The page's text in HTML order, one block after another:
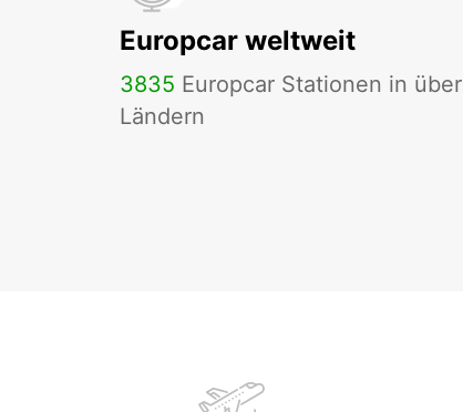
Europcar weltweit
3835 Europcar Stationen in über
Ländern